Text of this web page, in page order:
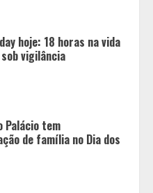
Palácio tem
de família no Dia dos
e Fundação Museu
celebram um ano
“D. Pedro II – 200 anos”
Paulo Rezzutti